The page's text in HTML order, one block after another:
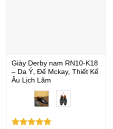
Giày Derby nam RN10-K18
– Da Ý, Đế Mckay, Thiết Kế
Âu Lịch Lãm